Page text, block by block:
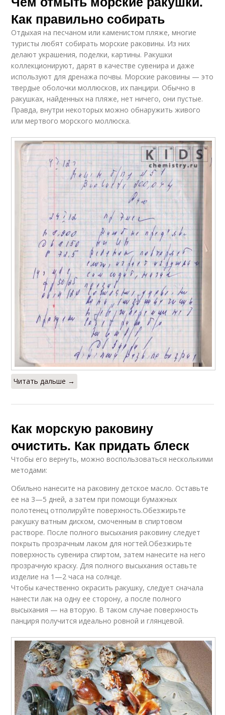
Как правильно собирать
Отдыхая на песчаном или каменистом пляже, многие
туристы любят собирать морские раковины. Из них
делают украшения, поделки, картины. Ракушки
коллекционируют, дарят в качестве сувенира и даже
используют для дренажа почвы. Морские раковины — это
твердые оболочки моллюсков, их панцири. Обычно в
ракушках, найденных на пляже, нет ничего, они пустые.
Правда, внутри некоторых можно обнаружить живого
или мертвого морского моллюска.
Читать дальше →
Как морскую раковину
очистить. Как придать блеск
Чтобы его вернуть, можно воспользоваться несколькими
методами:
Обильно нанесите на раковину детское масло. Оставьте
ее на 3—5 дней, а затем при помощи бумажных
полотенец отполируйте поверхность.Обезжирьте
ракушку ватным диском, смоченным в спиртовом
растворе. После полного высыхания раковину следует
покрыть прозрачным лаком для ногтей.Обезжирьте
поверхность сувенира спиртом, затем нанесите на него
прозрачную краску. Для полного высыхания оставьте
изделие на 1—2 часа на солнце.
Чтобы качественно окрасить ракушку, следует сначала
нанести лак на одну ее сторону, а после полного
высыхания — на вторую. В таком случае поверхность
панциря получится идеально ровной и глянцевой.